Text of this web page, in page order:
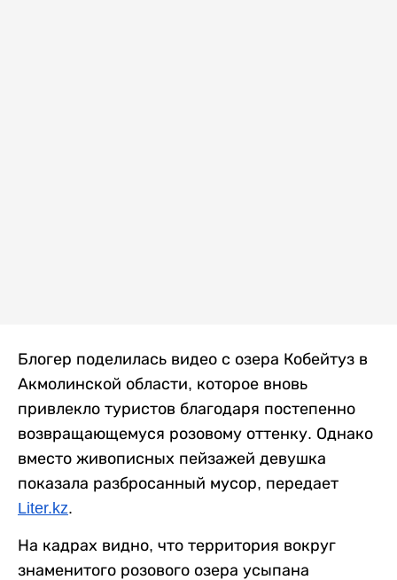
Блогер поделилась видео с озера Кобейтуз в
Акмолинской области, которое вновь
привлекло туристов благодаря постепенно
возвращающемуся розовому оттенку. Однако
вместо живописных пейзажей девушка
показала разбросанный мусор, передает
Liter.kz.
На кадрах видно, что территория вокруг
знаменитого розового озера усыпана